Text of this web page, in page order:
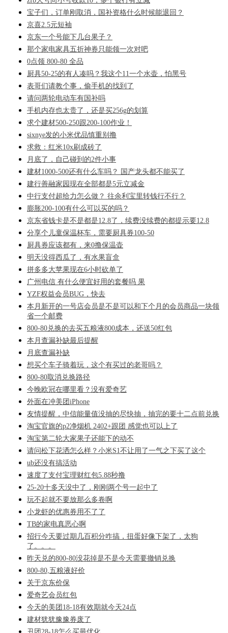
宝子们，订单刚取消，国补资格什么时候能退回？
京喜2.5元短袖
京东一个号能下几台果子？
那个家电家具五折神券只能领一次对吧
0点领 800-80 全品
厨具50-25的有人凑吗？我这个11一个水壶，怕黑号
表哥们请教个事，偷手机的找到了
请问两轮电动车有国补吗
手机内存也太贵了，还是买256g的划算
求个建材500-250跟200-100作业！
sixnye发的小米优品慎重别撸
求救：红米10x刷成砖了
月底了，自己碰到的2件小事
建材1000-500还有什么车吗？ 国产龙头都不能买了
建行善融家园现在全部都是5元立减金
中行支付超给力怎么做？ 往余利宝里转钱行不行？
膨胀200-100有什么可以买的吗？
京东省钱卡是不是都是12.8了，续费没续费的都提示要12.8
分享个儿童保温杯车，需要厨具券100-50
厨具券应该都有，来0撸保温壶
明天没得西瓜了，有水果盲盒
拼多多大苹果现在6小时砍单了
广州电信 有什么便宜好用的套餐吗 果
YZF权益会员BUG，快去
本月新开的一号店会员是不是可以和下个月的会员商品一块领
省一个邮费
800-80兑换的去买五粮液800成本，还送50红包
本月查漏补缺最后提醒
月底查漏补缺
想买个车子骑着玩，这个有买过的老哥吗？
800-80取消兑换路径
今晚欧冠在哪里看？没有爱奇艺
外面在冲美团iPhone
友情提醒，中信能量值没抽的尽快抽，抽完的要十二点前兑换
淘宝官旗的p2净烟机 2402+跟团 感觉也可以上了
淘宝第二轮大家果子还能下的动不
请问松下花洒怎么样？小米S1不让用了一气之下买了这个
ub还没有搞活动
速度了支付宝理财红包5.88秒撸
25-20十多天没中了，刚刚两个号一起中了
玩不起就不要放那么多卷啊
小龙虾的优惠券用不了了
TB的家电真恶心啊
招行今天要过期几百积分咋搞，扭蛋好像下架了，太狗
了。。。
昨天兑的800-80没花掉是不是今天需要撤销兑换
800-80,五粮液好价
关于京东价保
爱奇艺会员红包
今天的美团18-18有效期就今天24点
建材犹犹豫豫券废了